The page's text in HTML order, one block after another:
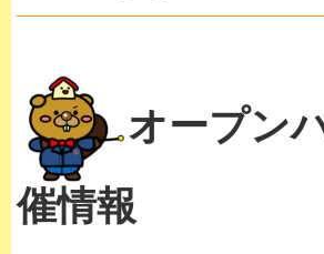
オープン
催情報